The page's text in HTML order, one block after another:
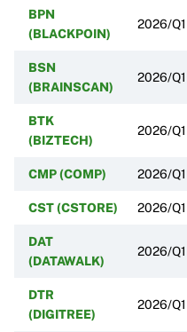
BPN
(BLACKPOIN)
2026/Q1
BSN
(BRAINSCAN)
2026/Q1
BTK
(BIZTECH)
2026/Q1
CMP (COMP) 2026/Q1
CST (CSTORE) 2026/Q1
DAT
(DATAWALK)
2026/Q1
DTR
(DIGITREE)
2026/Q1